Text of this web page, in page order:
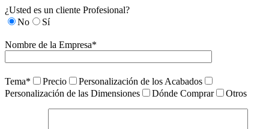
¿Usted es un cliente Profesional?
No
Sí
Nombre de la Empresa*
Tema* Precio
Personalización de los Acabados
Personalización de las Dimensiones
Dónde Comprar Otros